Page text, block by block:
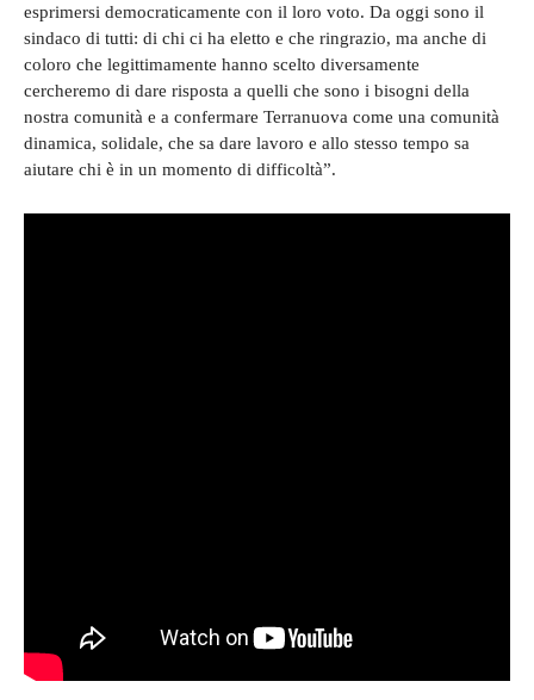
esprimersi democraticamente con il loro voto. Da oggi sono il
sindaco di tutti: di chi ci ha eletto e che ringrazio, ma anche di
coloro che legittimamente hanno scelto diversamente
cercheremo di dare risposta a quelli che sono i bisogni della
nostra comunità e a confermare Terranuova come una comunità
dinamica, solidale, che sa dare lavoro e allo stesso tempo sa
aiutare chi è in un momento di difficoltà”.